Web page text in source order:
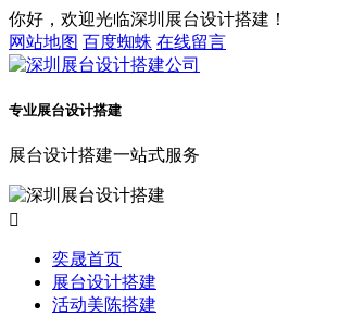
你好，欢迎光临深圳展台设计搭建！
网站地图 百度蜘蛛 在线留言
专业展台设计搭建
展台设计搭建一站式服务

奕晟首页
展台设计搭建
活动美陈搭建